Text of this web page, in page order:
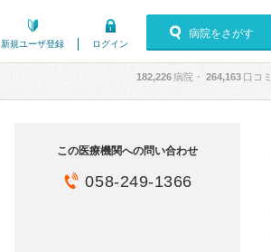
新規ユーザ登録 ログイン
病院をさがす
182,226病院・ 264,163 口コミ
この医療機関への問い合わせ
058-249-1366